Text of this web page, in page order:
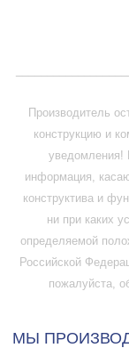
Производитель
конструкцию и
уведомления!
информация,
конструктива и
ни при каких
определяемой
Российской
пожалуйста,
МЫ